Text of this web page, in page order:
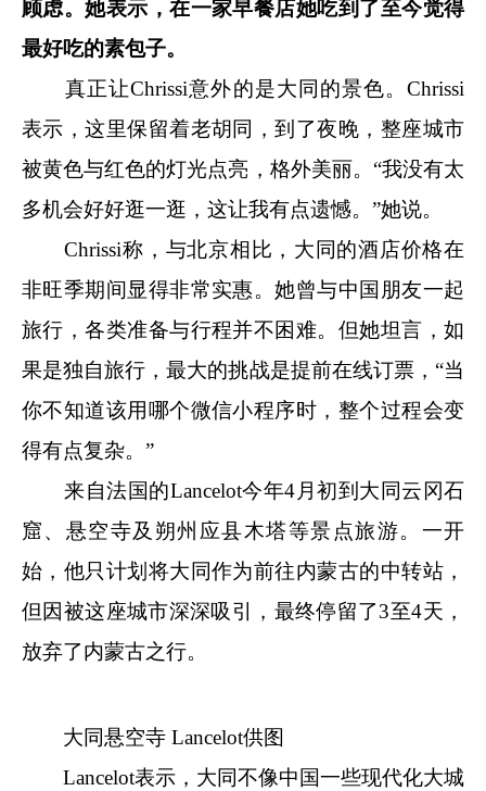
顾虑。她表示，在一家早餐店她吃到了至今觉得
最好吃的素包子。
真正让Chrissi意外的是大同的景色。Chrissi
表示，这里保留着老胡同，到了夜晚，整座城市
被黄色与红色的灯光点亮，格外美丽。“我没有太
多机会好好逛一逛，这让我有点遗憾。”她说。
Chrissi称，与北京相比，大同的酒店价格在
非旺季期间显得非常实惠。她曾与中国朋友一起
旅行，各类准备与行程并不困难。但她坦言，如
果是独自旅行，最大的挑战是提前在线订票，“当
你不知道该用哪个微信小程序时，整个过程会变
得有点复杂。”
来自法国的Lancelot今年4月初到大同云冈石
窟、悬空寺及朔州应县木塔等景点旅游。一开
始，他只计划将大同作为前往内蒙古的中转站，
但因被这座城市深深吸引，最终停留了3至4天，
放弃了内蒙古之行。
大同悬空寺 Lancelot供图
Lancelot表示，大同不像中国一些现代化大城